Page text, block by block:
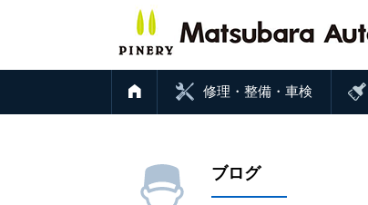
修理・整備・車検
ブログ